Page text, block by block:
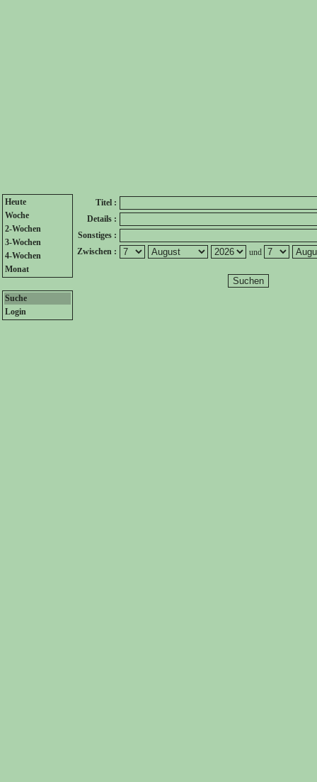
Heute
Woche
2-Wochen
3-Wochen
4-Wochen
Monat
Suche
Login
Titel :
Details :
Sonstiges :
Zwischen :
und